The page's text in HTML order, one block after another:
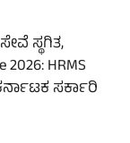
ಸ್ಥಗಿತ,
HRMS
ಸರ್ಕಾರಿ